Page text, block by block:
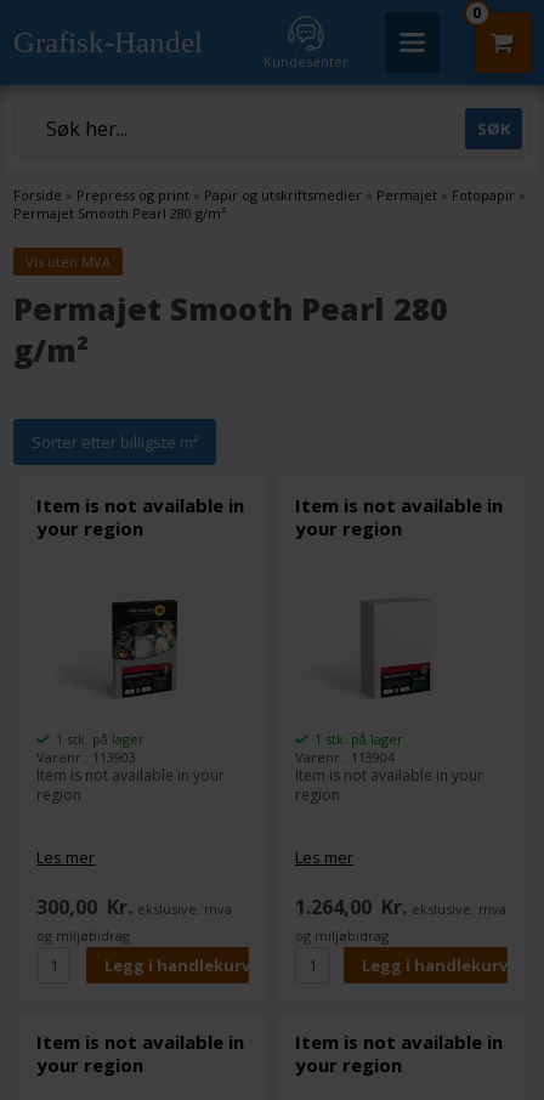
Grafisk-Handel
Kundesenter
0
Forside » Prepress og print » Papir og utskriftsmedier » Permajet » Fotopapir »
Permajet Smooth Pearl 280 g/m²
Vis uten MVA
Permajet Smooth Pearl 280
g/m²
Sorter etter billigste m²
Item is not available in
your region
1 stk. på lager
Varenr.: 113903
Item is not available in your
region
Les mer
300,00 Kr. ekslusive. mva
og miljøbidrag
Item is not available in
your region
1 stk. på lager
Varenr.: 113904
Item is not available in your
region
Les mer
1.264,00 Kr. ekslusive. mva
og miljøbidrag
Item is not available in
your region
Item is not available in
your region